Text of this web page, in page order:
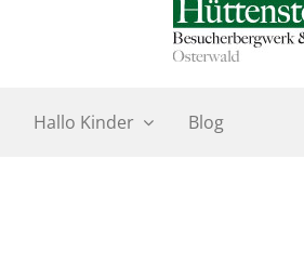
Hallo Kinder Blog